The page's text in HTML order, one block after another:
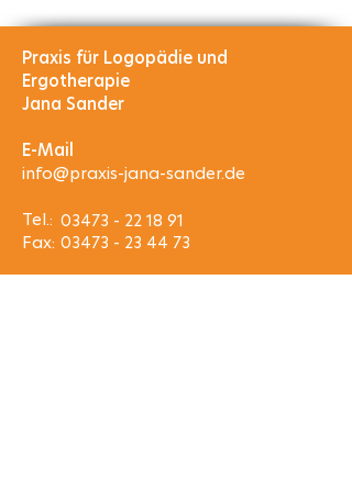
Praxis für Logopädie und
Ergotherapie​
Jana Sander
E-Mail
info@praxis-jana-sander.de
Tel.:
Fax:
03473 - 22 18 91
03473 - 23 44 73